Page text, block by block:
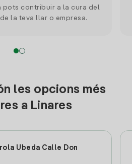
pots contribuir a la cura del
la teva llar o empresa.
les opcions més
a Linares
Ubeda Calle Don